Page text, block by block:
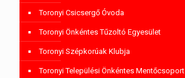
Toronyi Csicsergő Óvoda
Toronyi Önkéntes Tűzoltó Egyesület
Toronyi Szépkorúak Klubja
Toronyi Települési Önkéntes Mentőcsoport